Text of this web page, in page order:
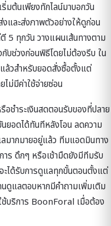
มต้นเพียงทักไลน์มาบอกวัน
งและส่งภาพตัวอย่างให้ดูก่อน
5 ทุกวัน วางแผนเส้นทางตาม
บช่วงก่อนพิธีโดยไม่ต้องรีบ ใน
ล้วสำหรับยอดสั่งซื้อตั้งแต่
ม่มีค่าใช้จ่ายซ่อน
อชำระเงินสดตอนรับของที่ปลาย
ยอดได้ทันทีหลังโอน ลดความ
มากมายอยู่แล้ว ทีมแอดมินทาง
าร ดึกๆ หรือเช้ามืดยังมีทีมรับ
ะได้รับการดูแลทุกขั้นตอนตั้งแต่
ดูแลตอบหากมีคำถามเพิ่มเติม
ช้บริการ BoonForal เมื่อต้อง